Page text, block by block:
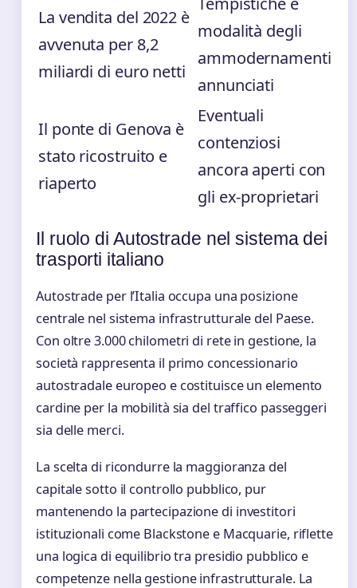
La vendita del 2022 è
avvenuta per 8,2
miliardi di euro netti
modalità degli
ammodernamenti
annunciati
Il ponte di Genova è
stato ricostruito e
riaperto
Eventuali
contenziosi
ancora aperti con
gli ex-proprietari
Il ruolo di Autostrade nel sistema dei
trasporti italiano
Autostrade per l’Italia occupa una posizione
centrale nel sistema infrastrutturale del Paese.
Con oltre 3.000 chilometri di rete in gestione, la
società rappresenta il primo concessionario
autostradale europeo e costituisce un elemento
cardine per la mobilità sia del traffico passeggeri
sia delle merci.
La scelta di ricondurre la maggioranza del
capitale sotto il controllo pubblico, pur
mantenendo la partecipazione di investitori
istituzionali come Blackstone e Macquarie, riflette
una logica di equilibrio tra presidio pubblico e
competenze nella gestione infrastrutturale. La